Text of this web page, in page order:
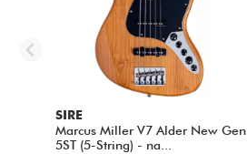
SIRE
Marcus Miller V7 Alder New Gen
5ST (5-String) - na...